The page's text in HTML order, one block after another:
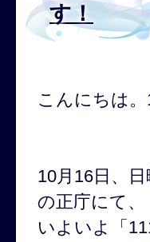
す！
こんにちは
10月16日、
の正庁にて、
いよいよ「